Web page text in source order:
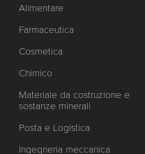
Alimentare
Farmaceutica
Cosmetica
Chimico
Materiale da costruzione e
sostanze minerali
Posta e Logistica
Ingegneria meccanica